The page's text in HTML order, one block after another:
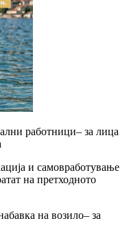
работници– за лица
и самовработување
на претходното
на возило– за